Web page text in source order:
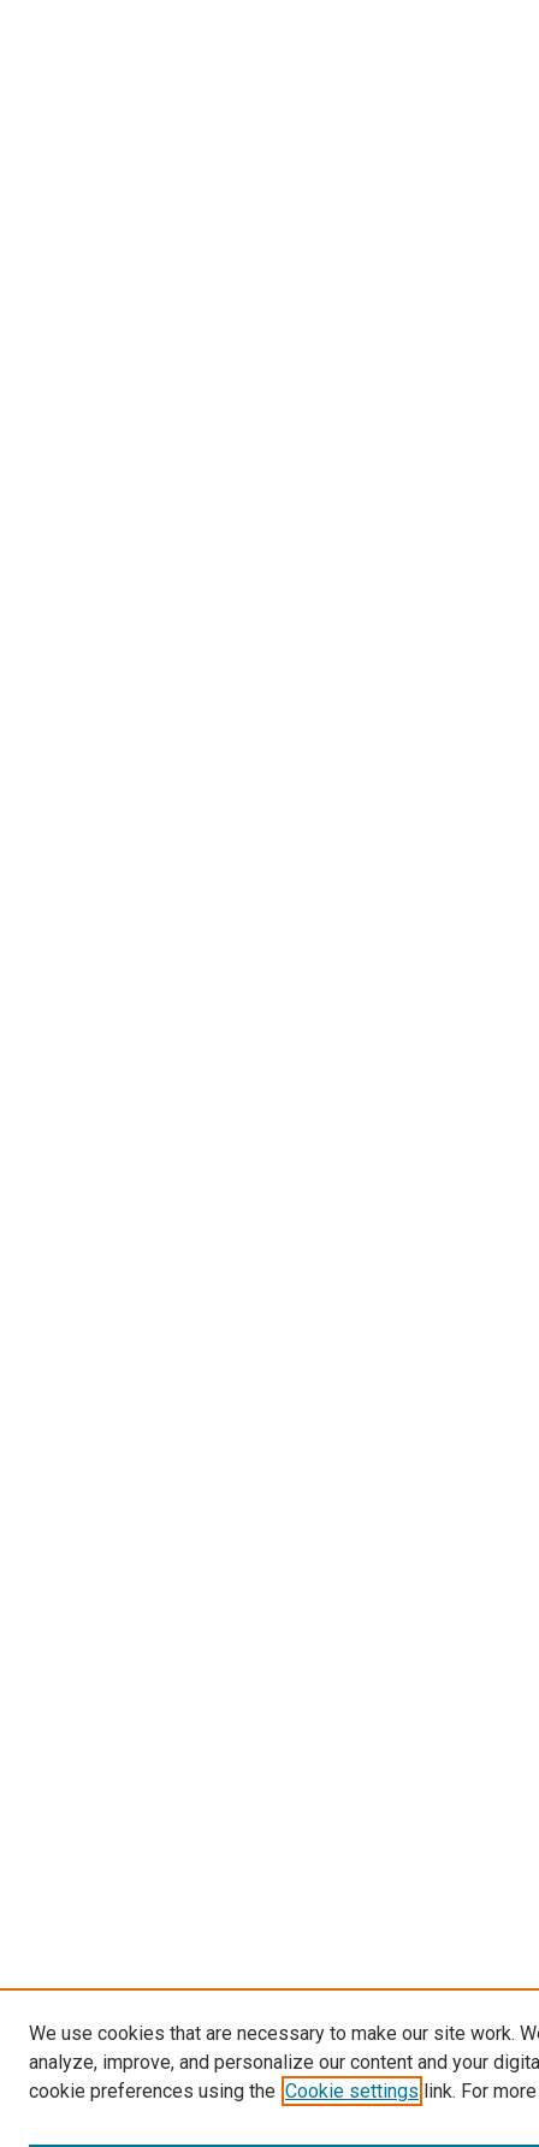
We use cookies that are necessary to make our site work.
analyze, improve, and personalize our content and your
cookie preferences using the Cookie settings link. For